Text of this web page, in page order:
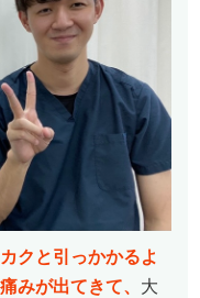
クと引っかかるよ
みが出てきて、 大